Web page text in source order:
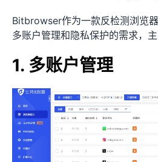
Bitbrowser作为一款反检测浏览
多账户管理和隐私保护的需求，主
1. 多账户管理